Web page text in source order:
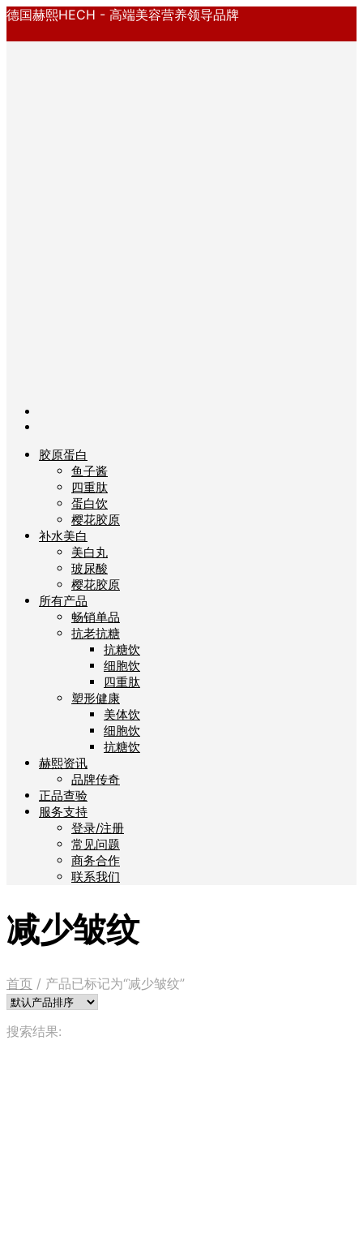
德国赫熙HECH - 高端美容营养领导品牌
胶原蛋白
鱼子酱
四重肽
蛋白饮
樱花胶原
补水美白
美白丸
玻尿酸
樱花胶原
所有产品
畅销单品
抗老抗糖
抗糖饮
细胞饮
四重肽
塑形健康
美体饮
细胞饮
抗糖饮
赫熙资讯
品牌传奇
正品查验
服务支持
登录/注册
常见问题
商务合作
联系我们
减少皱纹
首页 / 产品已标记为“减少皱纹”
搜索结果: